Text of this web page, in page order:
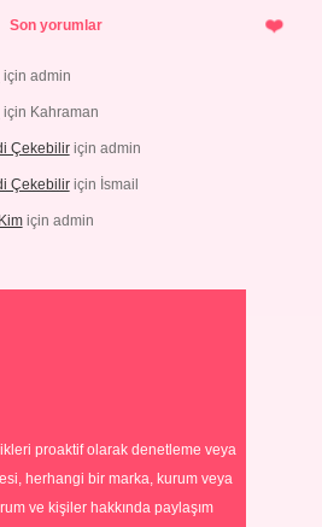
Son yorumlar
için admin
için Kahraman
Çekebiliriçin admin
Çekebiliriçin İsmail
için admin
proaktif olarak denetleme veya
herhangi bir marka, kurum veya
ve kişiler hakkında paylaşım